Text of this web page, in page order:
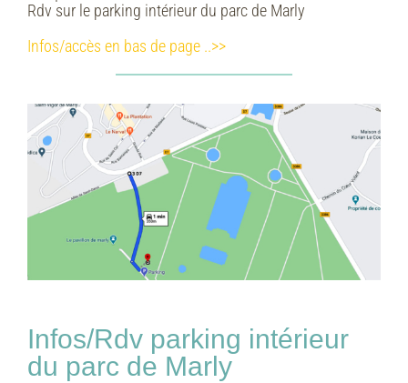
Rdv sur le parking intérieur du parc de Marly
Infos/accès en bas de page ..>>
Infos/Rdv parking intérieur
du parc de Marly